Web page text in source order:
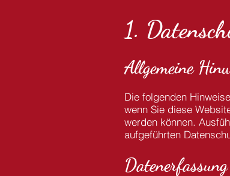
1.
Allgemeine
Die folgenden
wenn Sie diese
werden können.
aufgeführten